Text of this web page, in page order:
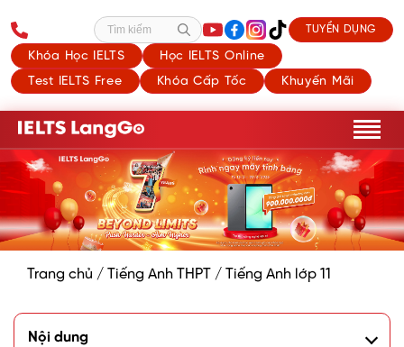
Khóa Học IELTS
Học IELTS Online
Test IELTS Free
Khóa Cấp Tốc Khuyến Mãi
Tìm kiếm TUYỂN DỤNG
Trang chủ / Tiếng Anh THPT / Tiếng Anh lớp 11
Nội dung